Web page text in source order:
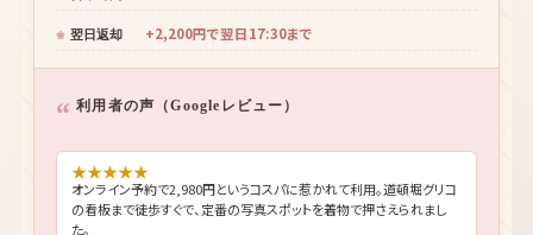
営業時間 9:00〜18:00 年中無休
利用者の声（Googleレビュー）